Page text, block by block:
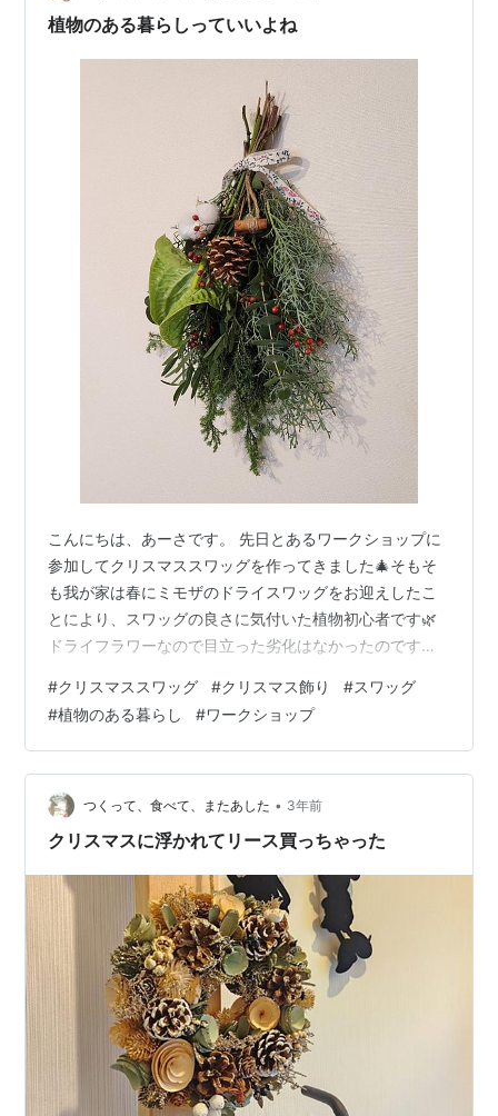
植物のある暮らしっていいよね
こんにちは、あーさです。 先日とあるワークショップに
参加してクリスマススワッグを作ってきました🎄そもそ
も我が家は春にミモザのドライスワッグをお迎えしたこ
とにより、スワッグの良さに気付いた植物初心者です🌿
ドライフラワーなので目立った劣化はなかったのです
のもあり、この度思い切ってワークショップに申し込ん
だという訳です✨ ちなみにミモザスワッグはこちら。 ド
ライ特有のこの広がりとか素敵ですよね。 そして私が作
ったものがこちら。 初めての生スワッグです！完成度は
まぁ置いときましょう。こう言うのは自己満足が全てで
す(笑) ひむろ杉、ブルーアイス、ユー…
#クリスマススワッグ #クリスマス飾り #スワッグ
#植物のある暮らし #ワークショップ
つくって、食べて、またあした • 3年前
クリスマスに浮かれてリース買っちゃった